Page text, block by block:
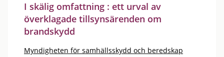
I skälig omfattning : ett urval av
överklagade tillsynsärenden om
brandskydd
Myndigheten för samhällsskydd och beredskap